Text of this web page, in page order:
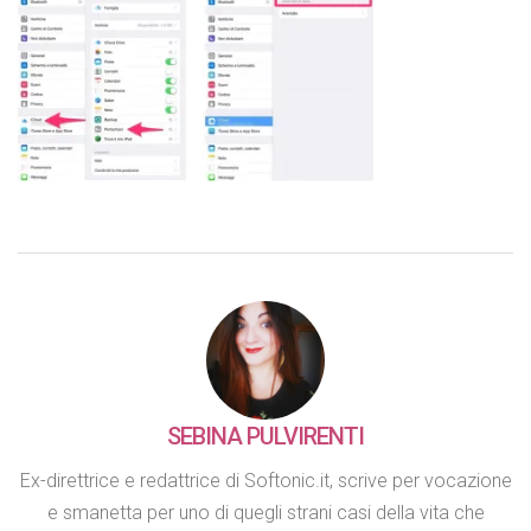
SEBINA PULVIRENTI
Ex-direttrice e redattrice di Softonic.it, scrive per vocazione
e smanetta per uno di quegli strani casi della vita che